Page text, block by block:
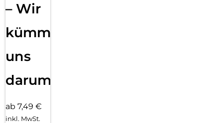
– Wir
kümmern
uns
darum!
ab 7,49 €
inkl. MwSt.